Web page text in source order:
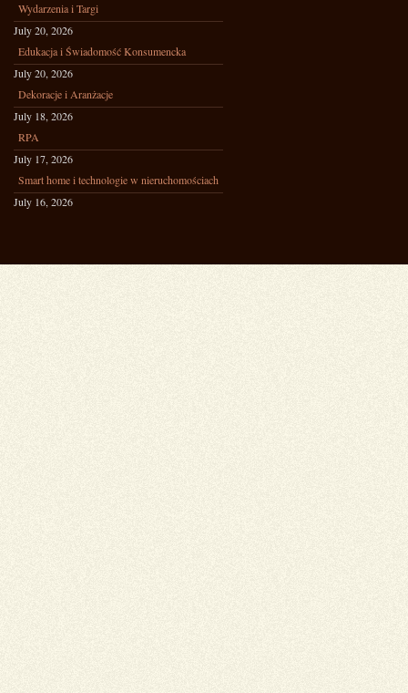
Wydarzenia i Targi
July 20, 2026
Edukacja i Świadomość Konsumencka
July 20, 2026
Dekoracje i Aranżacje
July 18, 2026
RPA
July 17, 2026
Smart home i technologie w nieruchomościach
July 16, 2026